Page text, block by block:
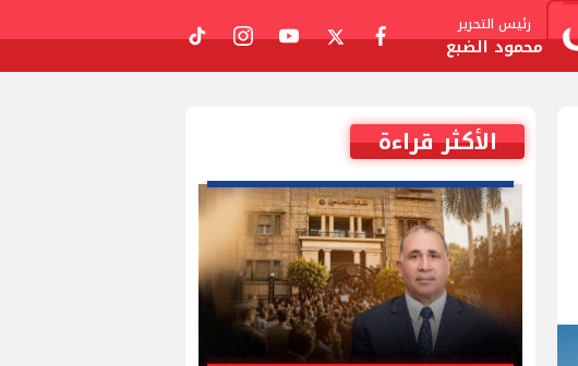
رئيس التحرير
محمود الضبع facebook
twitter
youtube
instagram
tiktok
الأكثر قراءة